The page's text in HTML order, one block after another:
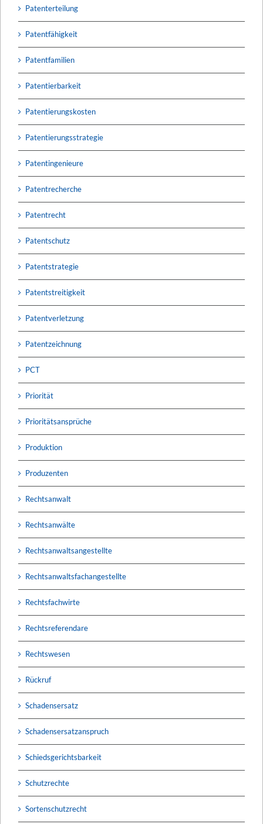
Patenterteilung
Patentfähigkeit
Patentfamilien
Patentierbarkeit
Patentierungskosten
Patentierungsstrategie
Patentingenieure
Patentrecherche
Patentrecht
Patentschutz
Patentstrategie
Patentstreitigkeit
Patentverletzung
Patentzeichnung
PCT
Priorität
Prioritätsansprüche
Produktion
Produzenten
Rechtsanwalt
Rechtsanwälte
Rechtsanwaltsangestellte
Rechtsanwaltsfachangestellte
Rechtsfachwirte
Rechtsreferendare
Rechtswesen
Rückruf
Schadensersatz
Schadensersatzanspruch
Schiedsgerichtsbarkeit
Schutzrechte
Sortenschutzrecht